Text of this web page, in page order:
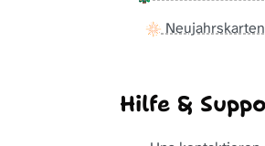
Neujahrskarten
Hilfe &